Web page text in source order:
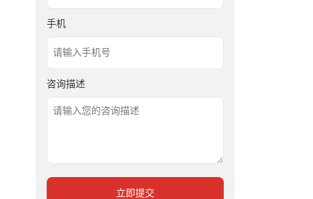
手机
咨询描述
立即提交